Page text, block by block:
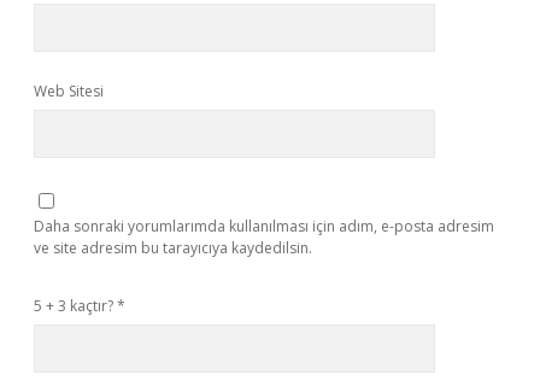
Web Sitesi
Daha sonraki yorumlarımda kullanılması için adım, e-posta adresim
ve site adresim bu tarayıcıya kaydedilsin.
5 + 3 kaçtır?*